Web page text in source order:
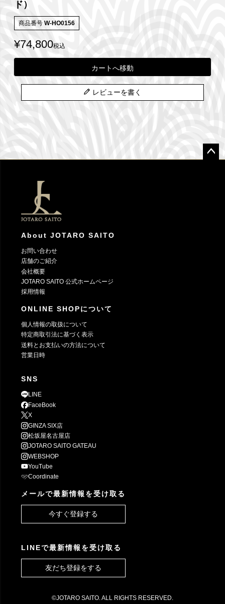
ド）
商品番号 W-HO0156
¥74,800税込
カートへ移動
レビューを書く
About JOTARO SAITO
お問い合わせ
店舗のご紹介
会社概要
JOTARO SAITO 公式ホームページ
採用情報
ONLINE SHOPについて
個人情報の取扱について
特定商取引法に基づく表示
送料とお支払いの方法について
営業日時
SNS
LINE
FaceBook
X
GINZA SIX店
松坂屋名古屋店
JOTARO SAITO GATEAU
WEBSHOP
YouTube
Coordinate
メールで最新情報を受け取る
今すぐ登録する
LINEで最新情報を受け取る
友だち登録をする
©JOTARO SAITO. ALL RIGHTS RESERVED.